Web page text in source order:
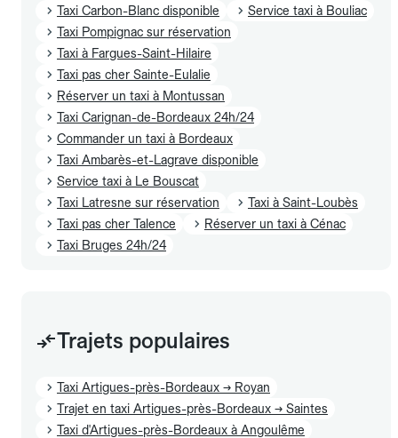
Taxi Carbon-Blanc disponible
Service taxi à Bouliac
Taxi Pompignac sur réservation
Taxi à Fargues-Saint-Hilaire
Taxi pas cher Sainte-Eulalie
Réserver un taxi à Montussan
Taxi Carignan-de-Bordeaux 24h/24
Commander un taxi à Bordeaux
Taxi Ambarès-et-Lagrave disponible
Service taxi à Le Bouscat
Taxi Latresne sur réservation
Taxi à Saint-Loubès
Taxi pas cher Talence
Réserver un taxi à Cénac
Taxi Bruges 24h/24
Trajets populaires
Taxi Artigues-près-Bordeaux → Royan
Trajet en taxi Artigues-près-Bordeaux → Saintes
Taxi d'Artigues-près-Bordeaux à Angoulême